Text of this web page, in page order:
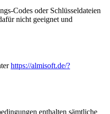
Codes oder Schlüsseldateien
nicht geeignet und
https://almisoft.de/?
enthalten sämtliche